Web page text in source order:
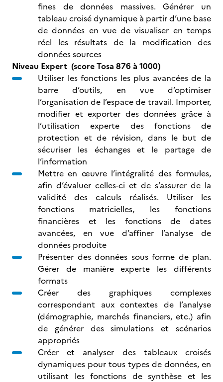
fines de données massives. Générer un
tableau croisé dynamique à partir d’une base
de données en vue de visualiser en temps
réel les résultats de la modification des
données sources
Niveau Expert (score Tosa 876 à 1000)
Utiliser les fonctions les plus avancées de la
barre d’outils, en vue d’optimiser
l’organisation de l’espace de travail. Importer,
modifier et exporter des données grâce à
l’utilisation experte des fonctions de
protection et de révision, dans le but de
sécuriser les échanges et le partage de
l’information
Mettre en œuvre l’intégralité des formules,
afin d’évaluer celles-ci et de s’assurer de la
validité des calculs réalisés. Utiliser les
fonctions matricielles, les fonctions
financières et les fonctions de dates
avancées, en vue d’affiner l’analyse de
données produite
Présenter des données sous forme de plan.
Gérer de manière experte les différents
formats
Créer des graphiques complexes
correspondant aux contextes de l’analyse
(démographie, marchés financiers, etc.) afin
de générer des simulations et scénarios
appropriés
Créer et analyser des tableaux croisés
dynamiques pour tous types de données, en
utilisant les fonctions de synthèse et les